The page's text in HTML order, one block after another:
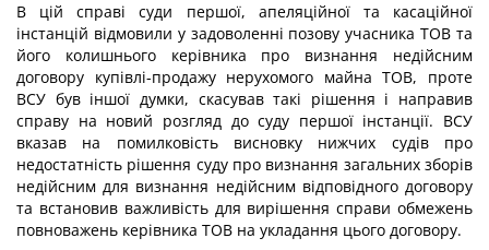
В цій справі суди першої, апеляційної та касаційної
інстанцій відмовили у задоволенні позову учасника ТОВ та
його колишнього керівника про визнання недійсним
договору купівлі-продажу нерухомого майна ТОВ, проте
ВСУ був іншої думки, скасував такі рішення і направив
справу на новий розгляд до суду першої інстанції. ВСУ
вказав на помилковість висновку нижчих судів про
недостатність рішення суду про визнання загальних зборів
недійсним для визнання недійсним відповідного договору
та встановив важливість для вирішення справи обмежень
повноважень керівника ТОВ на укладання цього договору.